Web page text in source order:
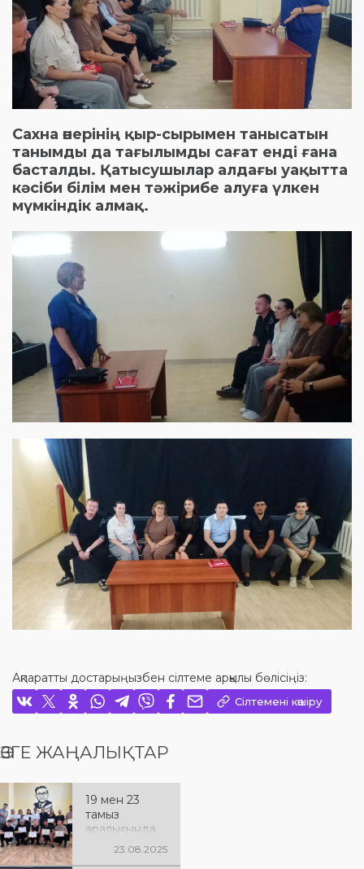
Сахна өнерінің қыр-сырымен танысатын
танымды да тағылымды сағат енді ғана
басталды. Қатысушылар алдағы уақытта
кәсіби білім мен тәжірибе алуға үлкен
мүмкіндік алмақ.
Ақпаратты достарыңызбен сілтеме арқылы бөлісіңіз:
Сілтемені көшіру
ӨЗГЕ ЖАҢАЛЫҚТАР
19 мен 23
тамыз
аралығында
аудан -қалалар
23.08.2025